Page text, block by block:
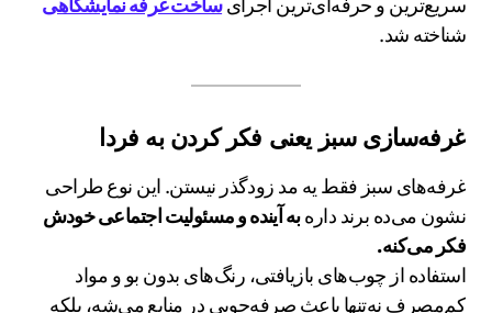
سریع‌ترین و حرفه‌ای‌ترین اجرایساخت غرفه نمایشگاهی
شناخته شد.
غرفه‌سازی سبز یعنی فکر کردن به فردا
غرفه‌های سبز فقط یه مد زودگذر نیستن. این نوع طراحی
نشون می‌ده برند دارهبه آینده و مسئولیت اجتماعی خودش
فکر می‌کنه.
استفاده از چوب‌های بازیافتی، رنگ‌های بدون بو و مواد
کم‌مصرف نه‌تنها باعث صرفه‌جویی در منابع می‌شه، بلکه